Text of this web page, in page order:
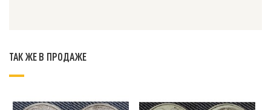
ТАК ЖЕ В ПРОДАЖЕ